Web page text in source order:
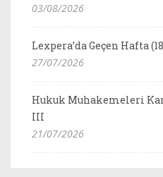
03/08/2026
Lexpera’da Geçen Hafta
27/07/2026
Hukuk Muhakemeleri
III
21/07/2026